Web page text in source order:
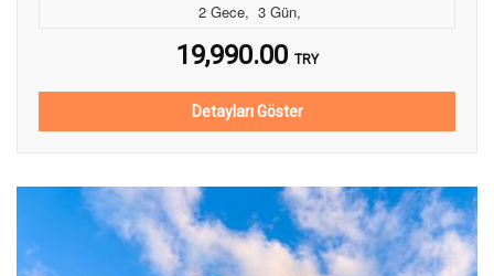
2 Gece, 3 Gün,
19,990.00 TRY
Detayları Göster